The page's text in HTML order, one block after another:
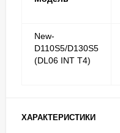
New-
D110S5/D130S5
(DL06 INT T4)
ХАРАКТЕРИСТИКИ